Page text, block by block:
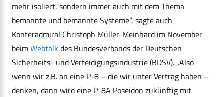
mehr isoliert, sondern immer auch mit dem Thema
bemannte und bemannte Systeme“, sagte auch
Konteradmiral Christoph Müller-Meinhard im November
beimWebtalkdes Bundesverbands der Deutschen
Sicherheits- und Verteidigungsindustrie (BDSV). „Also
wenn wir z.B. an eine P-8 – die wir unter Vertrag haben –
denken, dann wird eine P-8A Poseidon zukünftig mit